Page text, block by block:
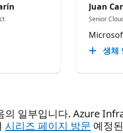
Juan
Senior
생체
의 일부입니다. Azure
시리즈 페이지 방문 예정